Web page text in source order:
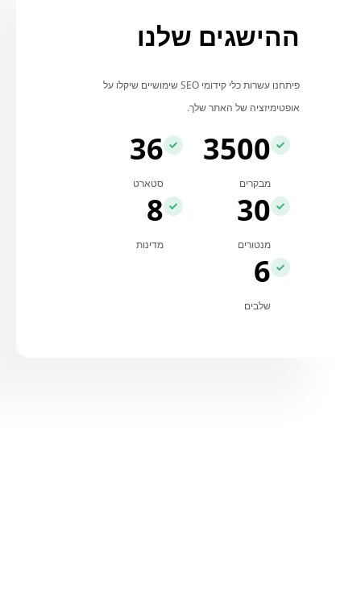
ההישגים שלנו
פיתחנו עשרות כלי קידומי SEO שימושיים שיקלו על
אופטימיזציה של האתר שלך.
3500
מבקרים
36
סטארט
30
מנטורים
8
מדינות
6
שלבים